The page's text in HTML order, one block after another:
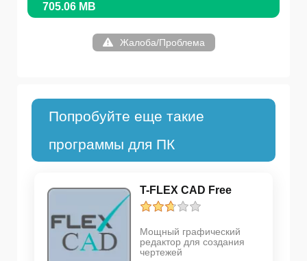
705.06 MB
Жалоба/Проблема
Попробуйте еще такие
программы для ПК
T-FLEX CAD Free
Мощный графический
редактор для создания
чертежей